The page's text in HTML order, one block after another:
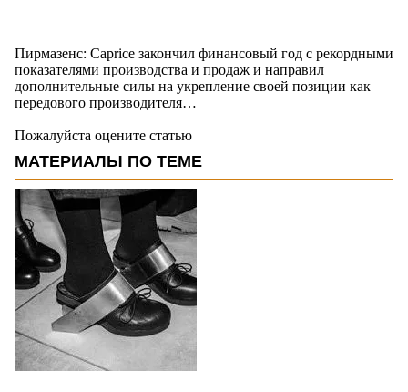
Пирмазенс: Caprice закончил финансовый год с рекордными
показателями производства и продаж и направил
дополнительные силы на укрепление своей позиции как
передового производителя…
Пожалуйста оцените статью
МАТЕРИАЛЫ ПО ТЕМЕ